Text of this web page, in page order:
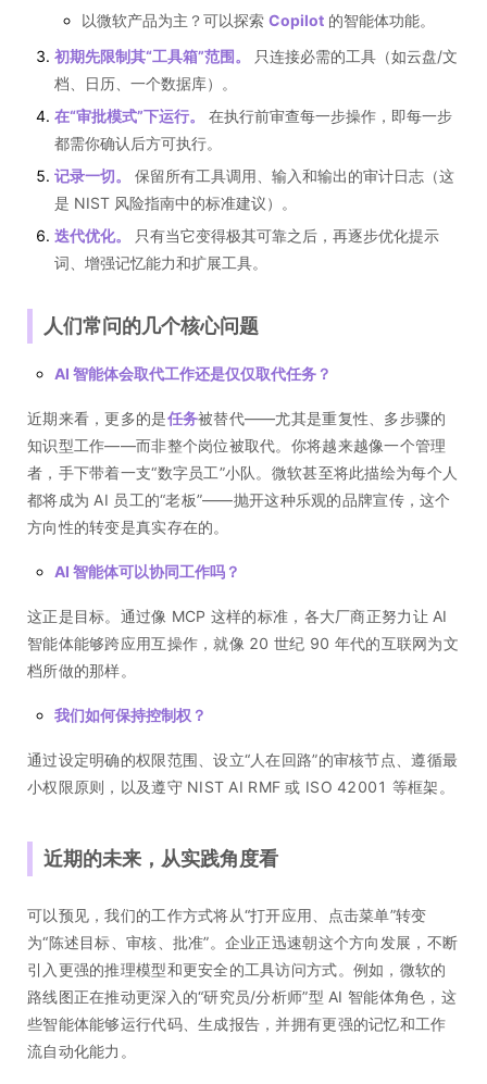
以微软产品为主？可以探索 Copilot 的智能体功能。
初期先限制其“工具箱”范围。
只连接必需的工具（如云盘/文
档、日历、一个数据库）。
在“审批模式”下运行。
在执行前审查每一步操作，即每一步
都需你确认后方可执行。
记录一切。
保留所有工具调用、输入和输出的审计日志（这
是 NIST 风险指南中的标准建议）。
迭代优化。
只有当它变得极其可靠之后，再逐步优化提示
词、增强记忆能力和扩展工具。
人们常问的几个核心问题
AI 智能体会取代工作还是仅仅取代任务？
近期来看，更多的是任务被替代——尤其是重复性、多步骤的
知识型工作——而非整个岗位被取代。你将越来越像一个管理
者，手下带着一支“数字员工”小队。微软甚至将此描绘为每个人
都将成为 AI 员工的“老板”——抛开这种乐观的品牌宣传，这个
方向性的转变是真实存在的。
AI 智能体可以协同工作吗？
这正是目标。通过像 MCP 这样的标准，各大厂商正努力让 AI
智能体能够跨应用互操作，就像 20 世纪 90 年代的互联网为文
档所做的那样。
我们如何保持控制权？
通过设定明确的权限范围、设立“人在回路”的审核节点、遵循最
小权限原则，以及遵守 NIST AI RMF 或 ISO 42001 等框架。
近期的未来，从实践角度看
可以预见，我们的工作方式将从“打开应用、点击菜单”转变
为“陈述目标、审核、批准”。企业正迅速朝这个方向发展，不断
引入更强的推理模型和更安全的工具访问方式。例如，微软的
路线图正在推动更深入的“研究员/分析师”型 AI 智能体角色，这
些智能体能够运行代码、生成报告，并拥有更强的记忆和工作
流自动化能力。